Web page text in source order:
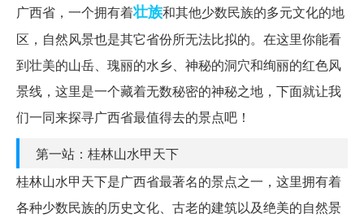
广西省，一个拥有着壮族和其他少数民族的多元文化的地
区，自然风景也是其它省份所无法比拟的。在这里你能看
到壮美的山岳、瑰丽的水乡、神秘的洞穴和绚丽的红色风
景线，这里是一个藏着无数秘密的神秘之地，下面就让我
们一同来探寻广西省最值得去的景点吧！
第一站：桂林山水甲天下
桂林山水甲天下是广西省最著名的景点之一，这里拥有着
各种少数民族的历史文化、古老的建筑以及绝美的自然景